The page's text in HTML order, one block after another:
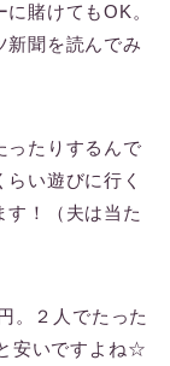
賭けてもOK。
新聞を読んでみ
ったりするんで
い遊びに行く
す！（夫は当た
。２人でたった
安いですよね☆